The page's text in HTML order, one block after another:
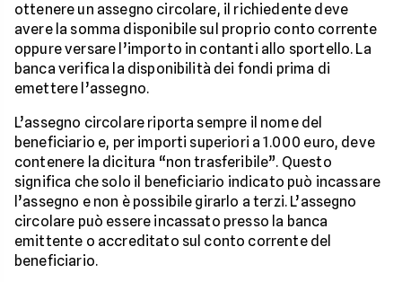
ottenere un assegno circolare, il richiedente deve
avere la somma disponibile sul proprio conto corrente
oppure versare l’importo in contanti allo sportello. La
banca verifica la disponibilità dei fondi prima di
emettere l’assegno.
L’assegno circolare riporta sempre il nome del
beneficiario e, per importi superiori a 1.000 euro, deve
contenere la dicitura “non trasferibile”. Questo
significa che solo il beneficiario indicato può incassare
l’assegno e non è possibile girarlo a terzi. L’assegno
circolare può essere incassato presso la banca
emittente o accreditato sul conto corrente del
beneficiario.